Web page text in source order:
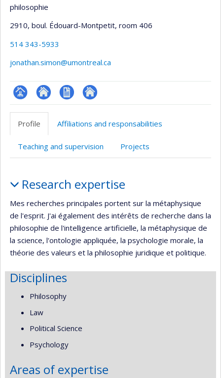
philosophie
2910, boul. Édouard-Montpetit, room 406
514 343-5933
jonathan.simon@umontreal.ca
Page
professionnelle
Site
l’unité
de
CV
en
Autre
Profile Affiliations and responsabilities
Teaching and supervision Projects
Research expertise
Mes recherches principales portent sur la métaphysique
de l'esprit. J'ai également des intérêts de recherche dans la
philosophie de l'intelligence artificielle, la métaphysique de
la science, l'ontologie appliquée, la psychologie morale, la
théorie des valeurs et la philosophie juridique et politique.
Disciplines
Philosophy
Law
Political Science
Psychology
Areas of expertise